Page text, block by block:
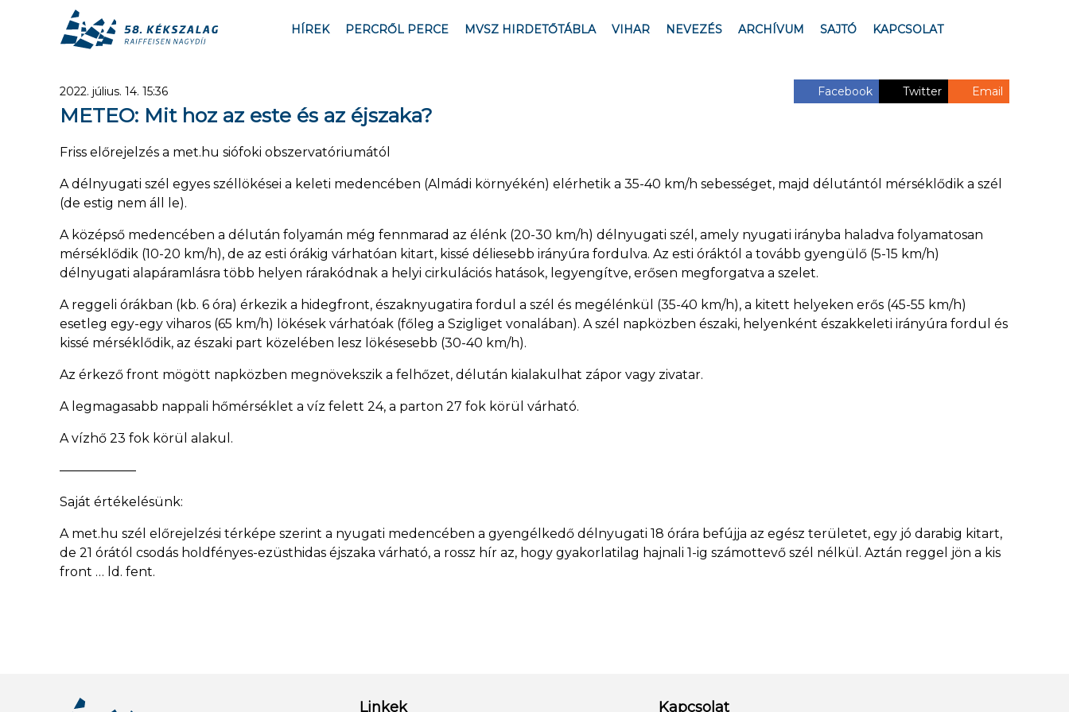
HÍREK PERCRŐL PERCE MVSZ HIRDETŐTÁBLA VIHAR NEVEZÉS ARCHÍVUM SAJTÓ KAPCSOLAT
2022. július. 14. 15:36 Facebook Twitter Email
METEO: Mit hoz az este és az éjszaka?
Friss előrejelzés a met.hu siófoki obszervatóriumától
A délnyugati szél egyes széllökései a keleti medencében (Almádi környékén) elérhetik a 35-40 km/h sebességet, majd délutántól mérséklődik a szél
(de estig nem áll le).
A középső medencében a délután folyamán még fennmarad az élénk (20-30 km/h) délnyugati szél, amely nyugati irányba haladva folyamatosan
mérséklődik (10-20 km/h), de az esti órákig várhatóan kitart, kissé déliesebb irányúra fordulva. Az esti óráktól a tovább gyengülő (5-15 km/h)
délnyugati alapáramlásra több helyen rárakódnak a helyi cirkulációs hatások, legyengítve, erősen megforgatva a szelet.
A reggeli órákban (kb. 6 óra) érkezik a hidegfront, északnyugatira fordul a szél és megélénkül (35-40 km/h), a kitett helyeken erős (45-55 km/h)
esetleg egy-egy viharos (65 km/h) lökések várhatóak (főleg a Szigliget vonalában). A szél napközben északi, helyenként északkeleti irányúra fordul és
kissé mérséklődik, az északi part közelében lesz lökésesebb (30-40 km/h).
Az érkező front mögött napközben megnövekszik a felhőzet, délután kialakulhat zápor vagy zivatar.
A legmagasabb nappali hőmérséklet a víz felett 24, a parton 27 fok körül várható.
A vízhő 23 fok körül alakul.
——————
Saját értékelésünk:
A met.hu szél előrejelzési térképe szerint a nyugati medencében a gyengélkedő délnyugati 18 órára befújja az egész területet, egy jó darabig kitart,
de 21 órától csodás holdfényes-ezüsthidas éjszaka várható, a rossz hír az, hogy gyakorlatilag hajnali 1-ig számottevő szél nélkül. Aztán reggel jön a kis
front … ld. fent.
Linkek Kapcsolat